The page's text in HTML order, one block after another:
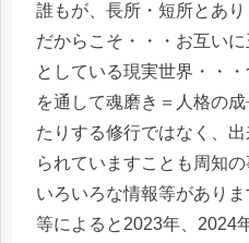
誰もが、長所・短所とあり
だからこそ・・・お互い
としている現実世界・・
を通して魂磨き＝人格の
たりする修行ではなく、
られていますことも周知の
いろいろな情報等があり
等によると2023年、2024